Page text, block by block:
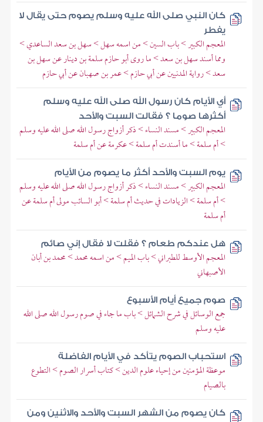
كان النبي صلى الله عليه وسلم يصوم حتى يقال لا
يفطر
المعجم الكبير > باب السين > من اسمه سهل > سهل بن سعد الساعدي >
ومما أسند سهل بن سعد > ما روى أبو حازم سلمة بن دينار عن سهل بن
سعد > رواية المدنيين عن أبي حازم > عمر بن صهبان عن أبي حازم
أي الأيام كان رسول الله صلى الله عليه وسلم
أكثرها صوما ؟ فقالت السبت والأحد
المعجم الكبير > مسند النساء > ذكر أزواج رسول الله صلى الله عليه وسلم
> أم سلمة > ما أسندت أم سلمة > عكرمة عن أم سلمة
يوم السبت والأحد أكثر ما يصوم من الأيام
المعجم الكبير > مسند النساء > ذكر أزواج رسول الله صلى الله عليه وسلم
> أم سلمة > الزيادات في حديث أم سلمة > أبو السائب مولى أم سلمة عن
أم سلمة
هل عندكم طعام ؟ فقلت لا فقال إني صائم
المعجم الأوسط للطبراني > باب الميم > من اسمه محمد > محمد بن أبان
الأصبهاني
صوم جميع أيام الأسبوع
جمع الوسائل في شرح الشمائل > باب ما جاء في صوم رسول الله صلى الله
عليه وسلم
استحباب الصوم يتأكد في الأيام الفاضلة
موعظة المؤمنين من إحياء علوم الدين > كتاب أسرار الصوم > التطوع
بالصيام
كان يصوم من الشهر السبت والأحد والاثنين ومن